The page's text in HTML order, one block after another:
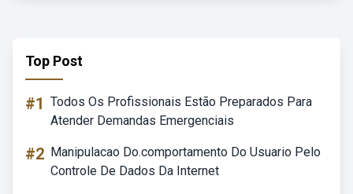
Top Post
#1 Todos Os Profissionais Estão Preparados Para
Atender Demandas Emergenciais
#2 Manipulacao Do.comportamento Do Usuario Pelo
Controle De Dados Da Internet